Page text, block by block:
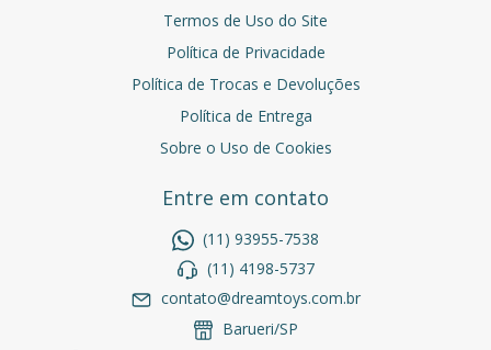
Termos de Uso do Site
Política de Privacidade
Política de Trocas e Devoluções
Política de Entrega
Sobre o Uso de Cookies
Entre em contato
(11) 93955-7538
(11) 4198-5737
contato@dreamtoys.com.br
Barueri/SP